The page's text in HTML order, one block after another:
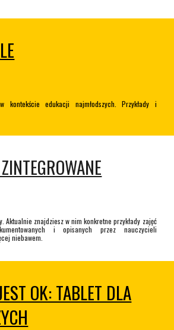
kontekście edukacji najmłodszych. Przykłady i
Aktualnie znajdziesz w nim konkretne przykłady zajęć
i opisanych przez nauczycieli
niebawem.
OK: TABLET DLA